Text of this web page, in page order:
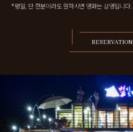
*평일, 단 한분이라도 원하시면 영화는 상영됩니다.
RESERVATION